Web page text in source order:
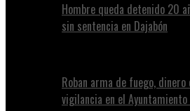
Hombre queda detenido 20
sin sentencia en Dajabón
Roban arma de fuego,
vigilancia en el